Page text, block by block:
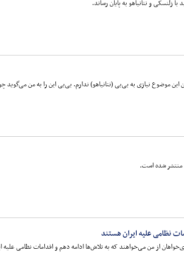
و نتانیاهو به پایان رساند.
موضوع نیازی به بی‌بی (نتانیاهو) ندارم. بی‌بی این را به من می‌گوید
منتشر شده است.
نظامی علیه ایران هستند
از من می‌خواهند که به تلاش‌ها ادامه دهم و اقدامات نظامی علیه